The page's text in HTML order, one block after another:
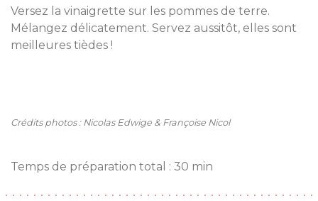
Versez la vinaigrette sur les pommes de terre.
Mélangez délicatement. Servez aussitôt, elles sont
meilleures tièdes !
Crédits photos : Nicolas Edwige & Françoise Nicol
Temps de préparation total : 30 min